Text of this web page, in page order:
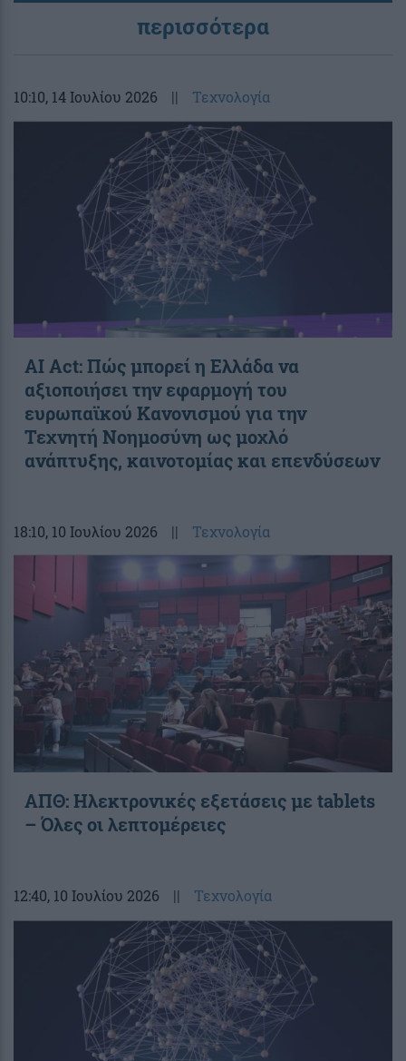
περισσότερα
10:10, 14 Ιουλίου 2026 || Τεχνολογία
AI Act: Πώς μπορεί η Ελλάδα να
αξιοποιήσει την εφαρμογή του
ευρωπαϊκού Κανονισμού για την
Τεχνητή Νοημοσύνη ως μοχλό
ανάπτυξης, καινοτομίας και επενδύσεων
18:10, 10 Ιουλίου 2026 || Τεχνολογία
ΑΠΘ: Ηλεκτρονικές εξετάσεις με tablets
– Όλες οι λεπτομέρειες
12:40, 10 Ιουλίου 2026 || Τεχνολογία